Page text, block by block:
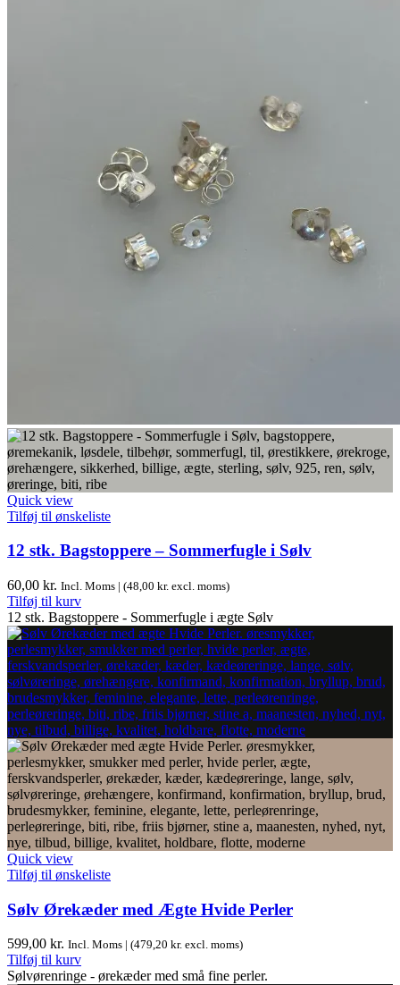
Quick view
Tilføj til ønskeliste
12 stk. Bagstoppere – Sommerfugle i Sølv
60,00 kr. Incl. Moms | (48,00 kr. excl. moms)
Tilføj til kurv
12 stk. Bagstoppere - Sommerfugle i ægte Sølv
Quick view
Tilføj til ønskeliste
Sølv Ørekæder med Ægte Hvide Perler
599,00 kr. Incl. Moms | (479,20 kr. excl. moms)
Tilføj til kurv
Sølvørenringe - ørekæder med små fine perler.